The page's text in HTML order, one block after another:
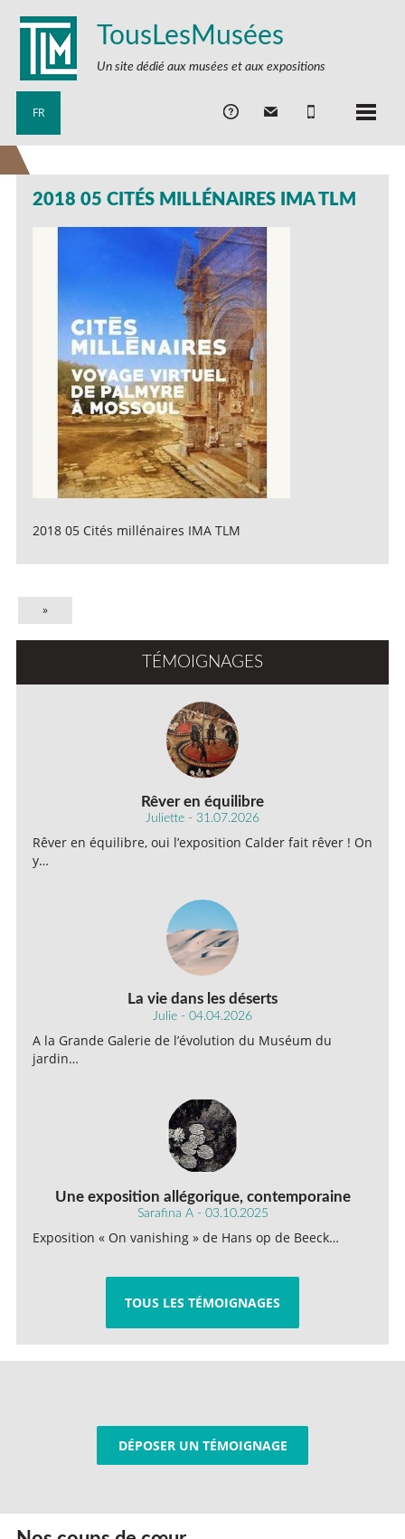
TousLesMusées
Un site dédié aux musées et aux expositions
FR
2018 05 CITÉS MILLÉNAIRES IMA TLM
2018 05 Cités millénaires IMA TLM
»
TÉMOIGNAGES
Rêver en équilibre
Juliette - 31.07.2026
Rêver en équilibre, oui l’exposition Calder fait rêver ! On
y…
La vie dans les déserts
Julie - 04.04.2026
A la Grande Galerie de l’évolution du Muséum du
jardin…
Une exposition allégorique, contemporaine
Sarafina A - 03.10.2025
Exposition « On vanishing » de Hans op de Beeck…
TOUS LES TÉMOIGNAGES
DÉPOSER UN TÉMOIGNAGE